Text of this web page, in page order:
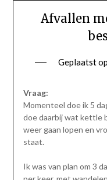
Afvallen
Geplaatst op
Vraag:
Momenteel doe ik 5
doe daarbij wat kettle
weer gaan lopen en
staat.
Ik was van plan om 3